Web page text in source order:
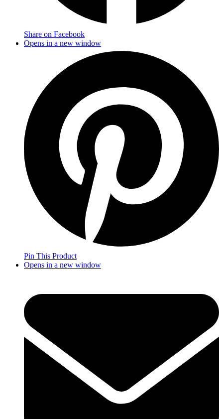
Share on Facebook
Opens in a new window
Pin This Product
Opens in a new window